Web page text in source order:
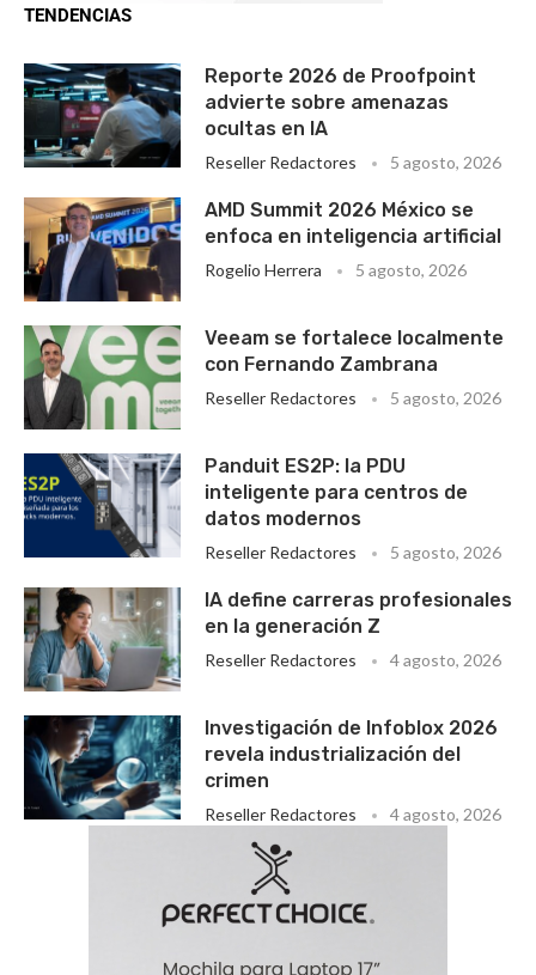
TENDENCIAS
Reporte 2026 de Proofpoint
advierte sobre amenazas
ocultas en IA
Reseller Redactores 5 agosto, 2026
AMD Summit 2026 México se
enfoca en inteligencia artificial
Rogelio Herrera 5 agosto, 2026
Veeam se fortalece localmente
con Fernando Zambrana
Reseller Redactores 5 agosto, 2026
Panduit ES2P: la PDU
inteligente para centros de
datos modernos
Reseller Redactores 5 agosto, 2026
IA define carreras profesionales
en la generación Z
Reseller Redactores 4 agosto, 2026
Investigación de Infoblox 2026
revela industrialización del
crimen
Reseller Redactores 4 agosto, 2026